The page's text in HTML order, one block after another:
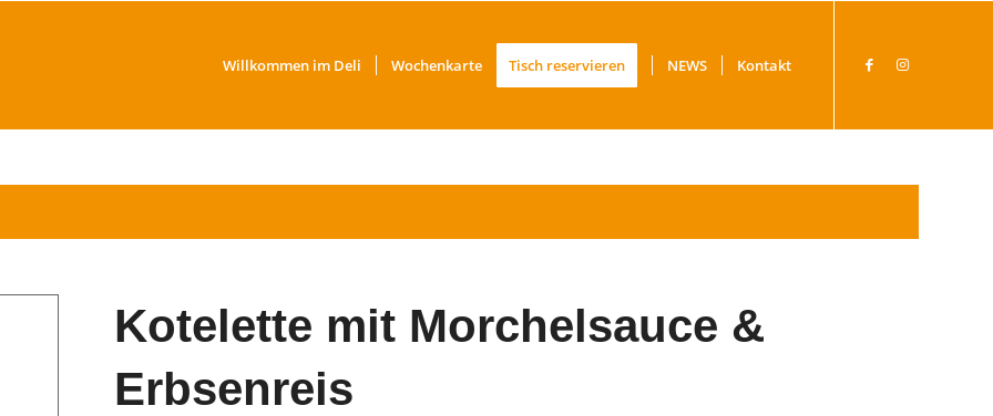
Willkommen im Deli Wochenkarte Tisch reservieren NEWS Kontakt
Kotelette mit Morchelsauce &
Erbsenreis